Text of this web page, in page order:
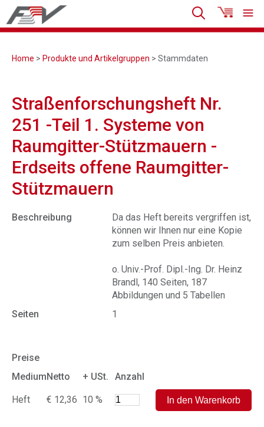
Home > Produkte und Artikelgruppen > Stammdaten
Straßenforschungsheft Nr.
251 -Teil 1. Systeme von
Raumgitter-Stützmauern -
Erdseits offene Raumgitter-
Stützmauern
Beschreibung
Da das Heft bereits vergriffen ist,
können wir Ihnen nur eine Kopie
zum selben Preis anbieten.
o. Univ.-Prof. Dipl.-Ing. Dr. Heinz
Brandl, 140 Seiten, 187
Abbildungen und 5 Tabellen
Seiten
1
Preise
MediumNetto + USt. Anzahl
Heft € 12,36 10 %